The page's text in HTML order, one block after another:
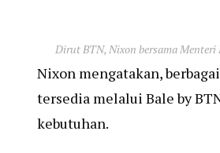
Dirut BTN, Nixon bersama
Nixon mengatakan,
tersedia melalui Bale by
kebutuhan.